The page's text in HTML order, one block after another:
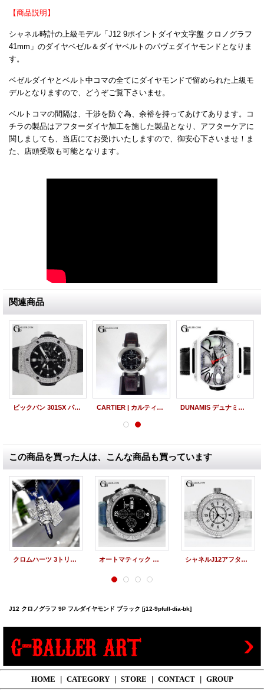
【商品説明】
シャネル時計の上級モデル「J12 9ポイントダイヤ文字盤 クロノグラフ
41mm」のダイヤベゼル＆ダイヤベルトのパヴェダイヤモンドとなりま
す。
ベゼルダイヤとベルト中コマの全てにダイヤモンドで留められた上級モ
デルとなりますので、どうぞご覧下さいませ。
ベルトコマの間隔は、干渉を防ぐ為、余裕を持ってあけてあります。コ
チラの製品はアフターダイヤ加工を施した製品となり、アフターケアに
関しましても、当店にてお受けいたしますので、御安心下さいませ！ま
た、店頭受取も可能となります。
関連商品
ビックバン 301SX パヴェダイヤ グミアリゲーター CARTIER | カルティエ パシャC クリスマス限定モデル 中古 美品 DUNAMIS デュナミス スパルタン SP-S2 シェルダイヤ盤
この商品を買った人は、こんな商品も買っています
クロムハーツ 3トリンケッツ フルダイヤモンド インボイス原本付 オートマティック クロノグラフ 100 ブラック ダイヤモンド TIRET シャネルJ12アフターダイヤ 33mm フルダイヤモンド CHANEL H0968
J12 クロノグラフ 9P フルダイヤモンド ブラック [j12-9pfull-dia-bk]
HOME | CATEGORY | STORE | CONTACT | GROUP